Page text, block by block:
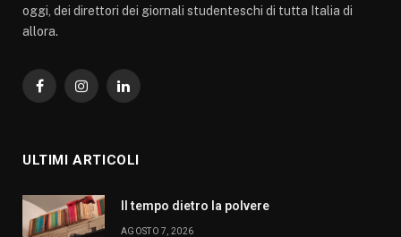
oggi, dei direttori dei giornali studenteschi di tutta Italia di
allora.
FacebookInstagramLinkedIn
ULTIMI ARTICOLI
Il tempo dietro la polvere
AGOSTO 7, 2026